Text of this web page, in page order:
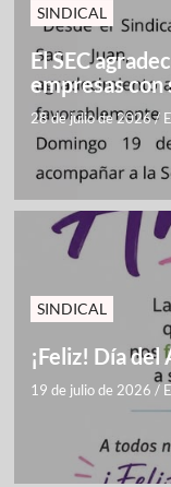
SINDICAL
El SEC
empresas con
28 de julio de 2026/
SINDICAL
¡Feliz! Día del
19 de julio de 2026 /